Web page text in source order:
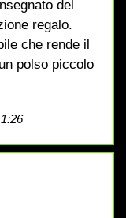
del
regalo.
che rende il
polso piccolo